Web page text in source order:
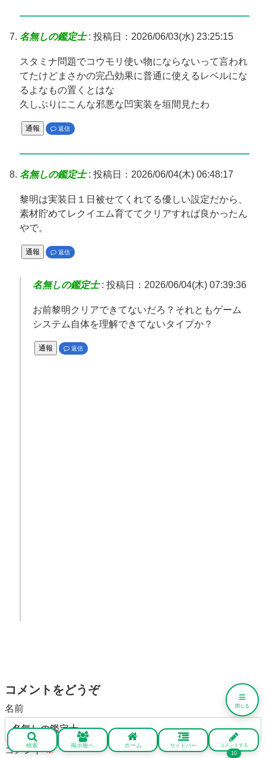
名無しの鑑定士: 投稿日：2026/06/03(水) 23:25:15
スタミナ問題でコウモリ使い物にならないって言われ
てたけどまさかの完凸効果に普通に使えるレベルにな
るよなもの置くとはな
久しぶりにこんな邪悪な凹実装を垣間見たわ
通報 返信
名無しの鑑定士: 投稿日：2026/06/04(木) 06:48:17
黎明は実装日１日被せてくれてる優しい設定だから、
素材貯めてレクイエム育ててクリアすれば良かったん
やで。
通報 返信
名無しの鑑定士: 投稿日：2026/06/04(木) 07:39:36
お前黎明クリアできてないだろ？それともゲーム
システム自体を理解できてないタイプか？
通報 返信
コメントをどうぞ
名前
コメント※
検索 掲示板へ ホーム サイドバー コメントする
10
≡
閉じる